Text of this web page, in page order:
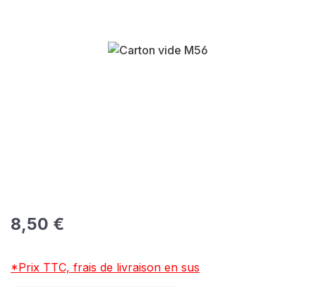
Ignorer la galerie d'images
Prix régulier :
8,50 €
*Prix TTC, frais de livraison en sus